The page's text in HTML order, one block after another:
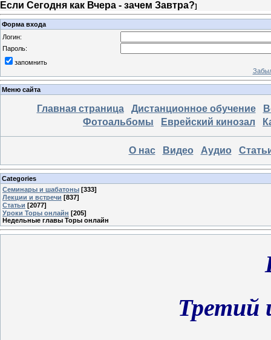
Если Сегодня как Вчера - зачем Завтра?]
Форма входа
Логин:
Пароль:
запомнить
Меню сайта
Главная страница Дистанционное обучение
Фотоальбомы
Еврейский кинозал
О нас Видео Аудио
Categories
Семинары и шабатоны [333]
Лекции и встречи [837]
Статьи [2077]
Уроки Торы онлайн [205]
Недельные главы Торы онлайн
Третий